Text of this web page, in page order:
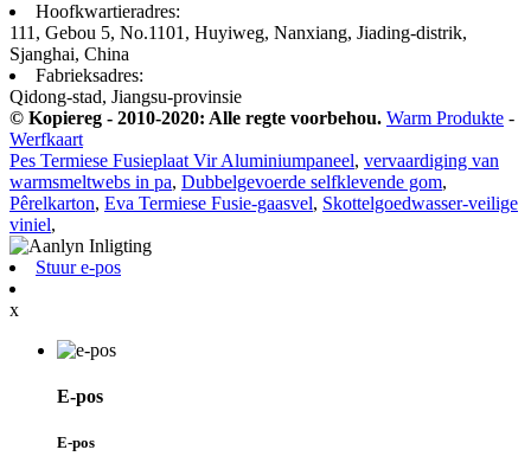
Hoofkwartieradres:
111, Gebou 5, No.1101, Huyiweg, Nanxiang, Jiading-distrik,
Sjanghai, China
Fabrieksadres:
Qidong-stad, Jiangsu-provinsie
© Kopiereg - 2010-2020: Alle regte voorbehou. Warm Produkte -
Werfkaart
Pes Termiese Fusieplaat Vir Aluminiumpaneel, vervaardiging van
warmsmeltwebs in pa, Dubbelgevoerde selfklevende gom,
Pêrelkarton, Eva Termiese Fusie-gaasvel, Skottelgoedwasser-veilige
viniel,
Stuur e-pos
x
E-pos
E-pos